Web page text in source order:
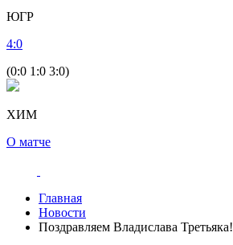
ЮГР
4:0
(0:0 1:0 3:0)
ХИМ
О матче
Главная
Новости
Поздравляем Владислава Третьяка!